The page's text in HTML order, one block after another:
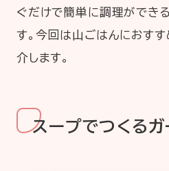
ぐだけで簡単に調理ができ
す。今回は山ごはんにおす
介します。
スープでつくるガ